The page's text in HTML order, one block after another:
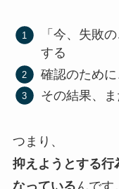
「今、失敗
する
確認のため
その結果、
つまり、
抑えようとする行
なっているんです。